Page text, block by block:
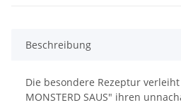
Beschreibung
Die besondere Rezeptur
MONSTERD SAUS" ihren